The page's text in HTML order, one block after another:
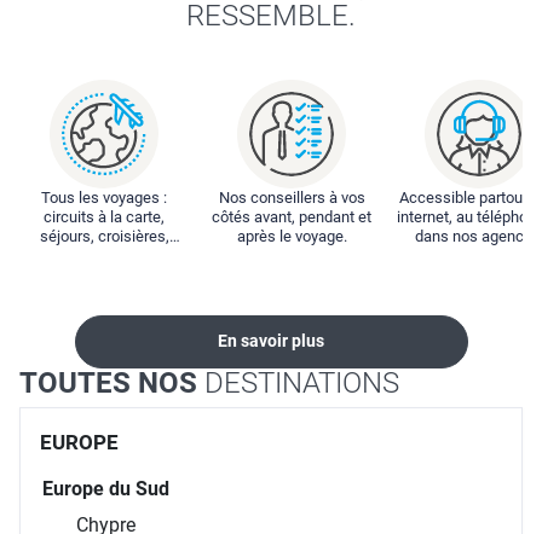
Tous les voyages :
séjours, croisières,
locations...
Nos conseillers à vos
après le voyage.
Accessible partout :
dans nos
TOUTES NOS DESTINATIONS
EUROPE
Europe du Sud
Chypre
Espagne